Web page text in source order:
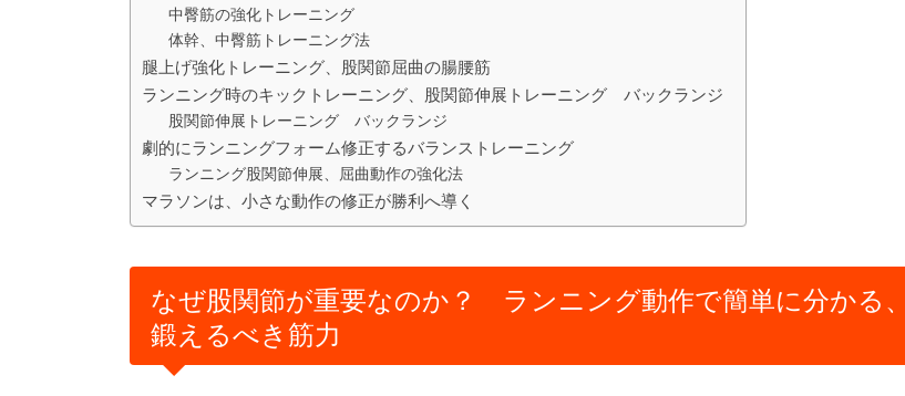
中臀筋の強化トレーニング
体幹、中臀筋トレーニング法
腿上げ強化トレーニング、股関節屈曲の腸腰筋
ランニング時のキックトレーニング、股関節伸展トレーニング バックランジ
股関節伸展トレーニング バックランジ
劇的にランニングフォーム修正するバランストレーニング
ランニング股関節伸展、屈曲動作の強化法
マラソンは、小さな動作の修正が勝利へ導く
なぜ股関節が重要なのか？ ランニング動作で簡単に分かる、
鍛えるべき筋力